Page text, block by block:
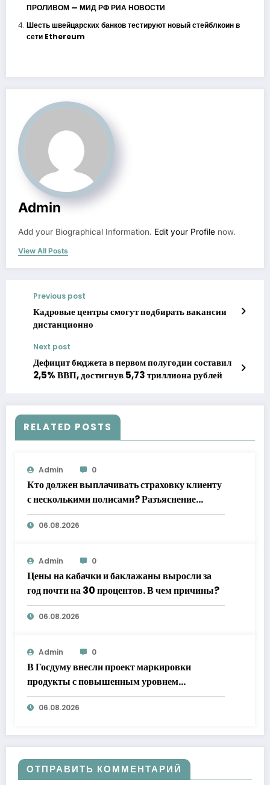
ПРОЛИВОМ — МИД РФ РИА НОВОСТИ
Шесть швейцарских банков тестируют новый стейблкоин в
сети Ethereum
Admin
Add your Biographical Information. Edit your Profile now.
View All Posts
Previous post
Кадровые центры смогут подбирать вакансии
дистанционно
Next post
Дефицит бюджета в первом полугодии составил
2,5% ВВП, достигнув 5,73 триллиона рублей
RELATED POSTS
Admin 0
Кто должен выплачивать страховку клиенту
с несколькими полисами? Разъяснение
Верховного суда
06.08.2026
Admin 0
Цены на кабачки и баклажаны выросли за
год почти на 30 процентов. В чем причины?
06.08.2026
Admin 0
В Госдуму внесли проект маркировки
продукты с повышенным уровнем
добавленного сахара
06.08.2026
ОТПРАВИТЬ КОММЕНТАРИЙ